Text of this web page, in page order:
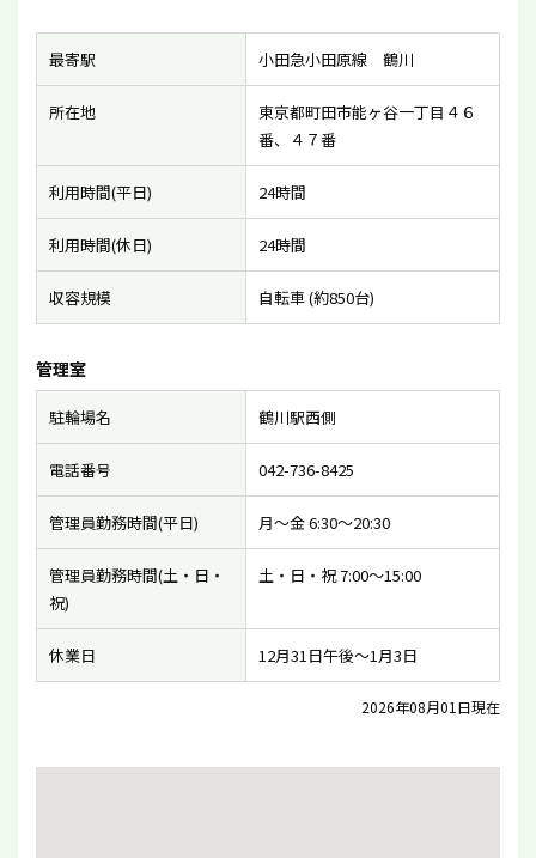
最寄駅 小田急小田原線 鶴川
所在地
東京都町田市能ヶ谷一丁目４６
番、４７番
利用時間(平日) 24時間
利用時間(休日) 24時間
収容規模 自転車 (約850台)
管理室
駐輪場名 鶴川駅西側
電話番号 042-736-8425
管理員勤務時間(平日) 月〜金 6:30〜20:30
管理員勤務時間(土・日・
祝)
土・日・祝 7:00〜15:00
休業日 12月31日午後〜1月3日
2026年08月01日現在